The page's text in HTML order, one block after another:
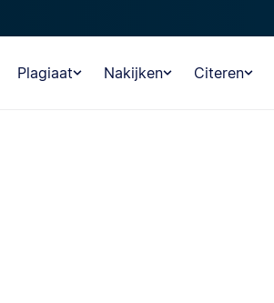
Plagiaat Nakijken Citeren